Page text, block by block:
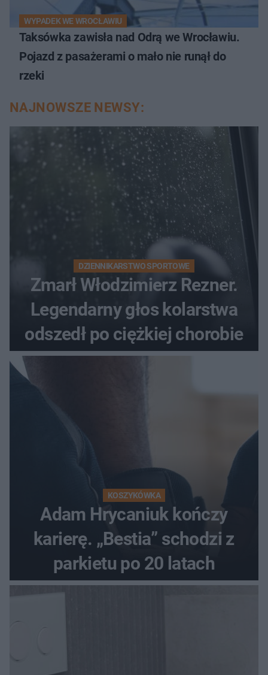
WYPADEK WE WROCŁAWIU
Taksówka zawisła nad Odrą we Wrocławiu.
Pojazd z pasażerami o mało nie runął do
rzeki
NAJNOWSZE NEWSY:
DZIENNIKARSTWO SPORTOWE
Zmarł Włodzimierz Rezner.
Legendarny głos kolarstwa
odszedł po ciężkiej chorobie
KOSZYKÓWKA
Adam Hrycaniuk kończy
karierę. „Bestia” schodzi z
parkietu po 20 latach